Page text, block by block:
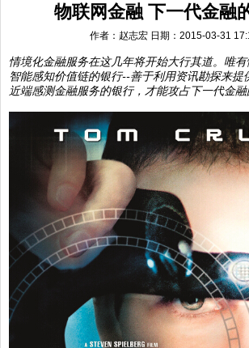
物联网金融 下一代金融
作者：赵志宏 日期：2015-03-31
情境化金融服务在这几年将开始大行其道。唯
智能感知价值链的银行--善于利用资讯勘探来提
近端感测金融服务的银行，才能攻占下一代金